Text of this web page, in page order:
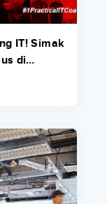
IT! Simak
di